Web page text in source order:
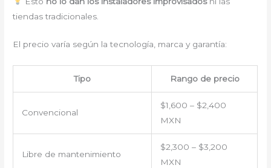
tiendas tradicionales.
El precio varía según la tecnología, marca y garantía:
Tipo Rango de precio
Convencional
$1,600 – $2,400
MXN
Libre de mantenimiento
$2,300 – $3,200
MXN